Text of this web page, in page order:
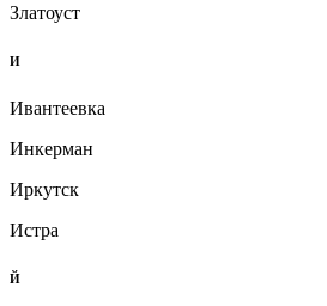
Златоуст
И
Ивантеевка
Инкерман
Иркутск
Истра
Й